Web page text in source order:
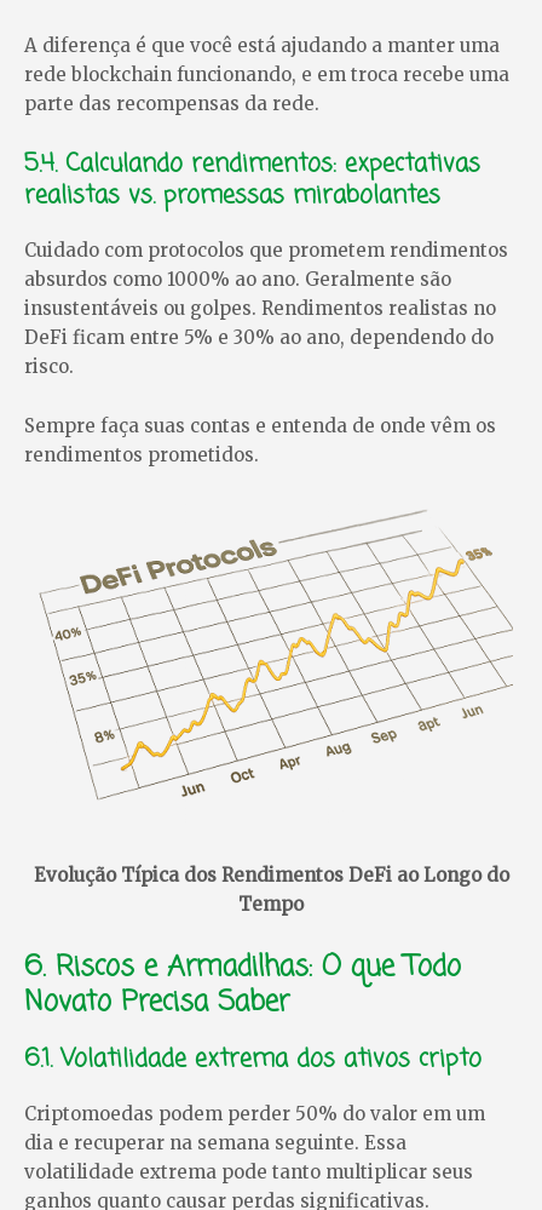
A diferença é que você está ajudando a manter uma
rede blockchain funcionando, e em troca recebe uma
parte das recompensas da rede.
5.4. Calculando rendimentos: expectativas
realistas vs. promessas mirabolantes
Cuidado com protocolos que prometem rendimentos
absurdos como 1000% ao ano. Geralmente são
insustentáveis ou golpes. Rendimentos realistas no
DeFi ficam entre 5% e 30% ao ano, dependendo do
risco.
Sempre faça suas contas e entenda de onde vêm os
rendimentos prometidos.
Evolução Típica dos Rendimentos DeFi ao Longo do
Tempo
6. Riscos e Armadilhas: O que Todo
Novato Precisa Saber
6.1. Volatilidade extrema dos ativos cripto
Criptomoedas podem perder 50% do valor em um
dia e recuperar na semana seguinte. Essa
volatilidade extrema pode tanto multiplicar seus
ganhos quanto causar perdas significativas.